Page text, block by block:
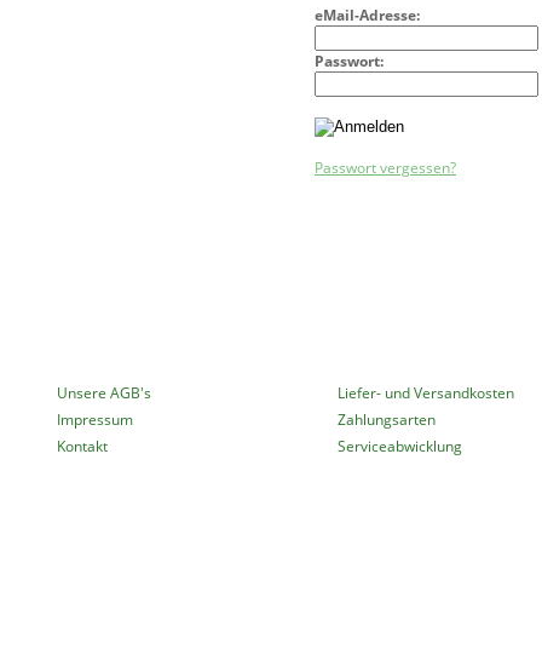
eMail-Adresse:
Passwort:
Passwort vergessen?
Unsere AGB's
Impressum
Kontakt
Liefer- und Versandkosten
Zahlungsarten
Serviceabwicklung